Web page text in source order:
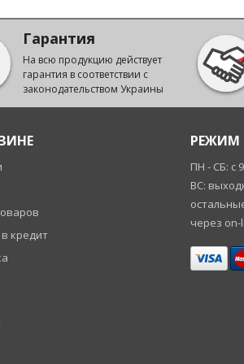
Гарантия
На всю продукцию действует
гарантия в соответствии с
законодательством Украины
кредит
РЕЖИМ
ПН - СБ: с
ВС:
через on-